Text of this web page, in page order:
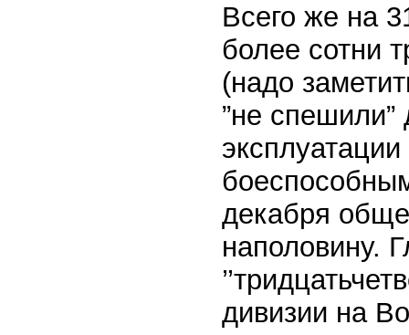
Всего же на
более сотни
(надо
”не
декабря
наполовину.
дивизии на